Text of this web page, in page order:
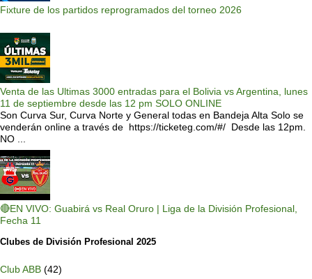
Fixture de los partidos reprogramados del torneo 2026
Venta de las Ultimas 3000 entradas para el Bolivia vs Argentina, lunes
11 de septiembre desde las 12 pm SOLO ONLINE
Son Curva Sur, Curva Norte y General todas en Bandeja Alta Solo se
venderán online a través de https://ticketeg.com/#/ Desde las 12pm.
NO ...
🔴EN VIVO: Guabirá vs Real Oruro | Liga de la División Profesional,
Fecha 11
Clubes de División Profesional 2025
Club ABB (42)